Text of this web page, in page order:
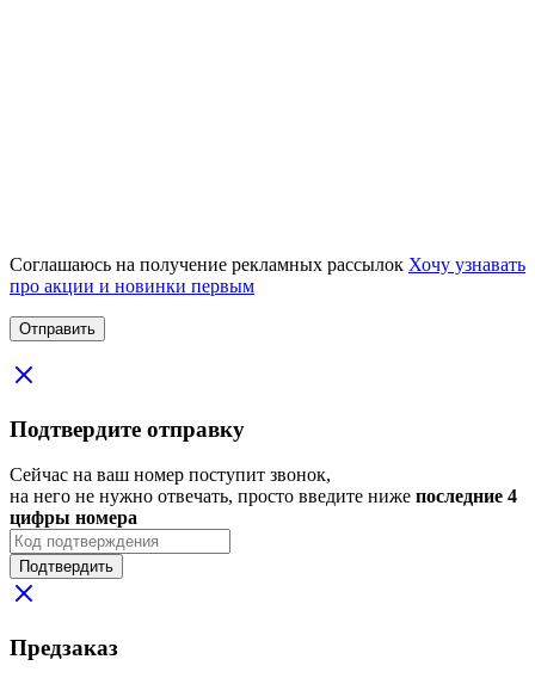
Соглашаюсь на получение рекламных рассылок Хочу узнавать
про акции и новинки первым
Подтвердите отправку
Сейчас на ваш номер поступит звонок,
на него не нужно отвечать, просто введите ниже последние 4
цифры номера
Подтвердить
Предзаказ